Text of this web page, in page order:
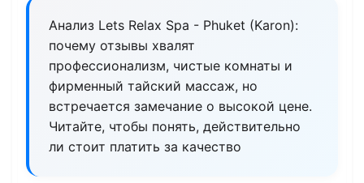
Анализ Lets Relax Spa - Phuket (Karon):
почему отзывы хвалят
профессионализм, чистые комнаты и
фирменный тайский массаж, но
встречается замечание о высокой цене.
Читайте, чтобы понять, действительно
ли стоит платить за качество